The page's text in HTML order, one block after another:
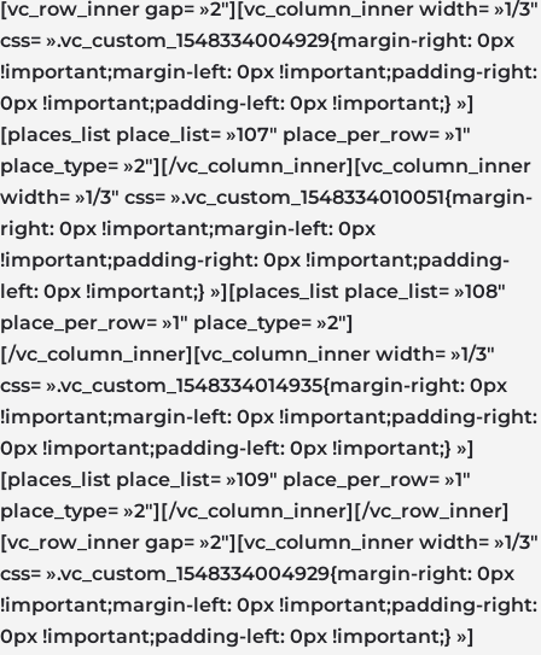
[vc_row_inner gap= »2″][vc_column_inner width= »1/3″
css= ».vc_custom_1548334004929{margin-right: 0px
!important;margin-left: 0px !important;padding-right:
0px !important;padding-left: 0px !important;} »]
[places_list place_list= »107″ place_per_row= »1″
place_type= »2″][/vc_column_inner][vc_column_inner
width= »1/3″ css= ».vc_custom_1548334010051{margin-
right: 0px !important;margin-left: 0px
!important;padding-right: 0px !important;padding-
left: 0px !important;} »][places_list place_list= »108″
place_per_row= »1″ place_type= »2″]
[/vc_column_inner][vc_column_inner width= »1/3″
css= ».vc_custom_1548334014935{margin-right: 0px
!important;margin-left: 0px !important;padding-right:
0px !important;padding-left: 0px !important;} »]
[places_list place_list= »109″ place_per_row= »1″
place_type= »2″][/vc_column_inner][/vc_row_inner]
[vc_row_inner gap= »2″][vc_column_inner width= »1/3″
css= ».vc_custom_1548334004929{margin-right: 0px
!important;margin-left: 0px !important;padding-right:
0px !important;padding-left: 0px !important;} »]